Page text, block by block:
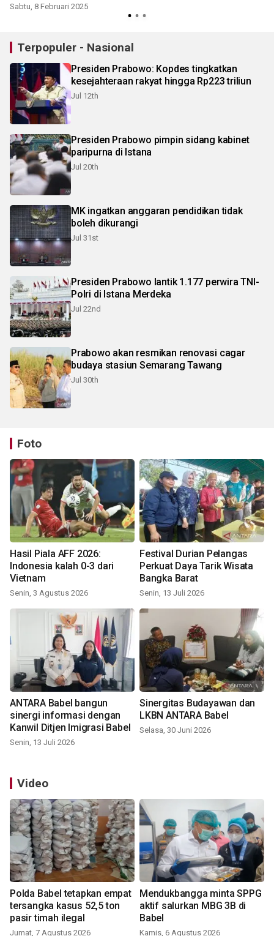
Sabtu, 8 Februari 2025
Terpopuler - Nasional
Presiden Prabowo: Kopdes tingkatkan
kesejahteraan rakyat hingga Rp223 triliun
Jul 12th
Presiden Prabowo pimpin sidang kabinet
paripurna di Istana
Jul 20th
MK ingatkan anggaran pendidikan tidak
boleh dikurangi
Jul 31st
Presiden Prabowo lantik 1.177 perwira TNI-
Polri di Istana Merdeka
Jul 22nd
Prabowo akan resmikan renovasi cagar
budaya stasiun Semarang Tawang
Jul 30th
Foto
Hasil Piala AFF 2026:
Indonesia kalah 0-3 dari
Vietnam
Senin, 3 Agustus 2026
Festival Durian Pelangas
Perkuat Daya Tarik Wisata
Bangka Barat
Senin, 13 Juli 2026
ANTARA Babel bangun
sinergi informasi dengan
Kanwil Ditjen Imigrasi Babel
Senin, 13 Juli 2026
Sinergitas Budayawan dan
LKBN ANTARA Babel
Selasa, 30 Juni 2026
Video
Polda Babel tetapkan empat
tersangka kasus 52,5 ton
pasir timah ilegal
Jumat, 7 Agustus 2026
Mendukbangga minta SPPG
aktif salurkan MBG 3B di
Babel
Kamis, 6 Agustus 2026